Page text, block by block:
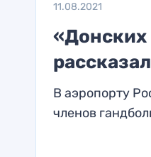
11.08.2021
«Донских
В аэропорту
членов